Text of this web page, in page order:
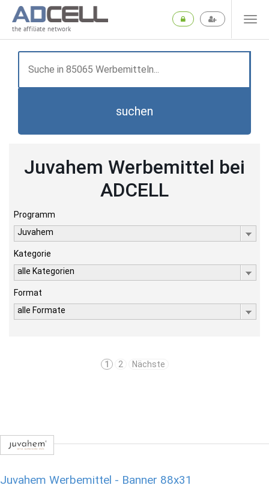
the affiliate network
suchen
Juvahem Werbemittel bei
ADCELL
Programm
Juvahem
Kategorie
alle Kategorien
Format
alle Formate
1 2 Nächste
Juvahem Werbemittel - Banner 88x31